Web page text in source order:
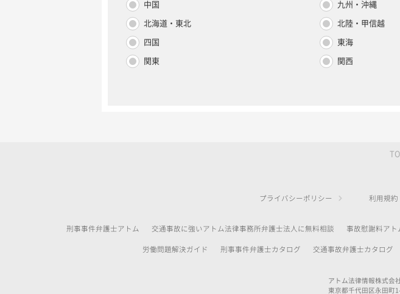
中国 九州・沖縄
北海道・東北 北陸・甲信越
四国 東海
関東 関西
プライバシーポリシー 利用規約
刑事事件弁護士アトム 交通事故に強いアトム法律事務所弁護士法人に無料相談 事故慰謝料アト
労働問題解決ガイド 刑事事件弁護士カタログ 交通事故弁護士カタログ
アトム法律情報株式会
東京都千代田区永田町